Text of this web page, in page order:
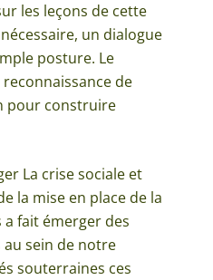
les leçons de cette
un dialogue
posture. Le
de
pour construire
La crise sociale et
la mise en place de la
fait émerger des
au sein de notre
souterraines ces